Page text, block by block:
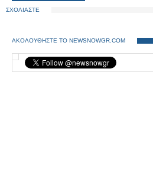
ΣΧΟΛΙΑΣΤΕ
ΑΚΟΛΟΥΘΗΣΤΕ ΤΟ NEWSNOWGR.COM